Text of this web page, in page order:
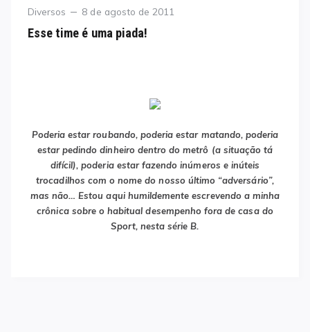
Category
Diversos
Posted
8 de agosto de 2011
Esse time é uma piada!
Poderia estar roubando, poderia estar matando, poderia
estar pedindo dinheiro dentro do metrô (a situação tá
difícil), poderia estar fazendo inúmeros e inúteis
trocadilhos com o nome do nosso último “adversário”,
mas não… Estou aqui humildemente escrevendo a minha
crônica sobre o habitual desempenho fora de casa do
Sport, nesta série B.